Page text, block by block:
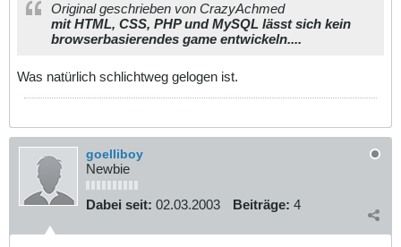
Original geschrieben von CrazyAchmed
mit HTML, CSS, PHP und MySQL lässt sich kein
browserbasierendes game entwickeln....
Was natürlich schlichtweg gelogen ist.
goelliboy
Newbie
Dabei seit: 02.03.2003 Beiträge: 4